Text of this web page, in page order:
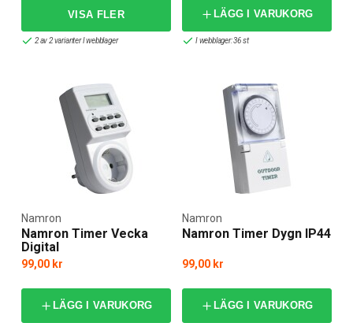
2 av 2 varianter I webblager
LÄGG I VARUKORG
I webblager: 36 st
Namron Timer Vecka
Digital
Namron
99,00 kr
LÄGG I VARUKORG
Namron Timer Dygn IP44
Namron
99,00 kr
LÄGG I VARUKORG